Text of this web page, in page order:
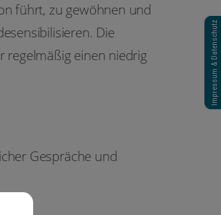
Impressum & Datenschutz
führt, zu gewöhnen und
Die
regelmäßig einen niedrig
Gespräche und